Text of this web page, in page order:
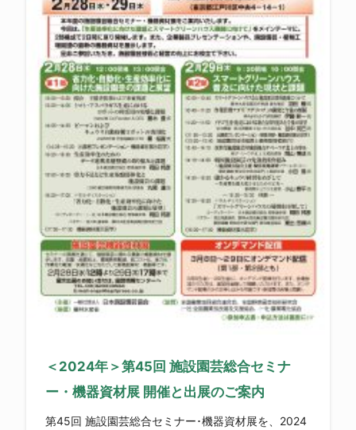
＜2024年＞第45回 施設園芸総合セミナ
ー・機器資材展 開催と出展のご案内
第45回 施設園芸総合セミナー･機器資材展を、2024